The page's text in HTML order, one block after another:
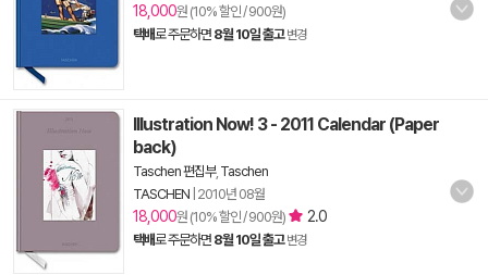
18,000원 (10% 할인 / 900원)
택배로 주문하면 8월 10일 출고 변경
Illustration Now! 3 - 2011 Calendar (Paper
back)
Taschen 편집부, Taschen
TASCHEN 2010년 08월
18,000원 (10% 할인 / 900원) 2.0
택배로 주문하면 8월 10일 출고 변경